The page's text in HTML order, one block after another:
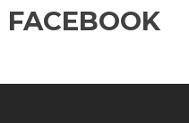
FACEBOOK